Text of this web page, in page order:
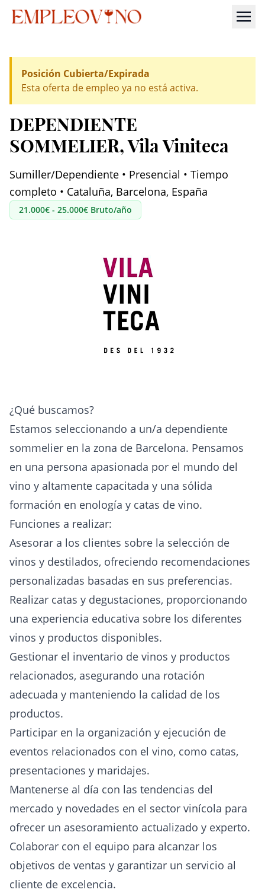
Posición Cubierta/Expirada
Esta oferta de empleo ya no está activa.
DEPENDIENTE
SOMMELIER, Vila Viniteca
Sumiller/Dependiente • Presencial • Tiempo
completo • Cataluña, Barcelona, España
21.000€ - 25.000€ Bruto/año
¿Qué buscamos?
Estamos seleccionando a un/a dependiente
sommelier en la zona de Barcelona. Pensamos
en una persona apasionada por el mundo del
vino y altamente capacitada y una sólida
formación en enología y catas de vino.
Funciones a realizar:
Asesorar a los clientes sobre la selección de
vinos y destilados, ofreciendo recomendaciones
personalizadas basadas en sus preferencias.
Realizar catas y degustaciones, proporcionando
una experiencia educativa sobre los diferentes
vinos y productos disponibles.
Gestionar el inventario de vinos y productos
relacionados, asegurando una rotación
adecuada y manteniendo la calidad de los
productos.
Participar en la organización y ejecución de
eventos relacionados con el vino, como catas,
presentaciones y maridajes.
Mantenerse al día con las tendencias del
mercado y novedades en el sector vinícola para
ofrecer un asesoramiento actualizado y experto.
Colaborar con el equipo para alcanzar los
objetivos de ventas y garantizar un servicio al
cliente de excelencia.